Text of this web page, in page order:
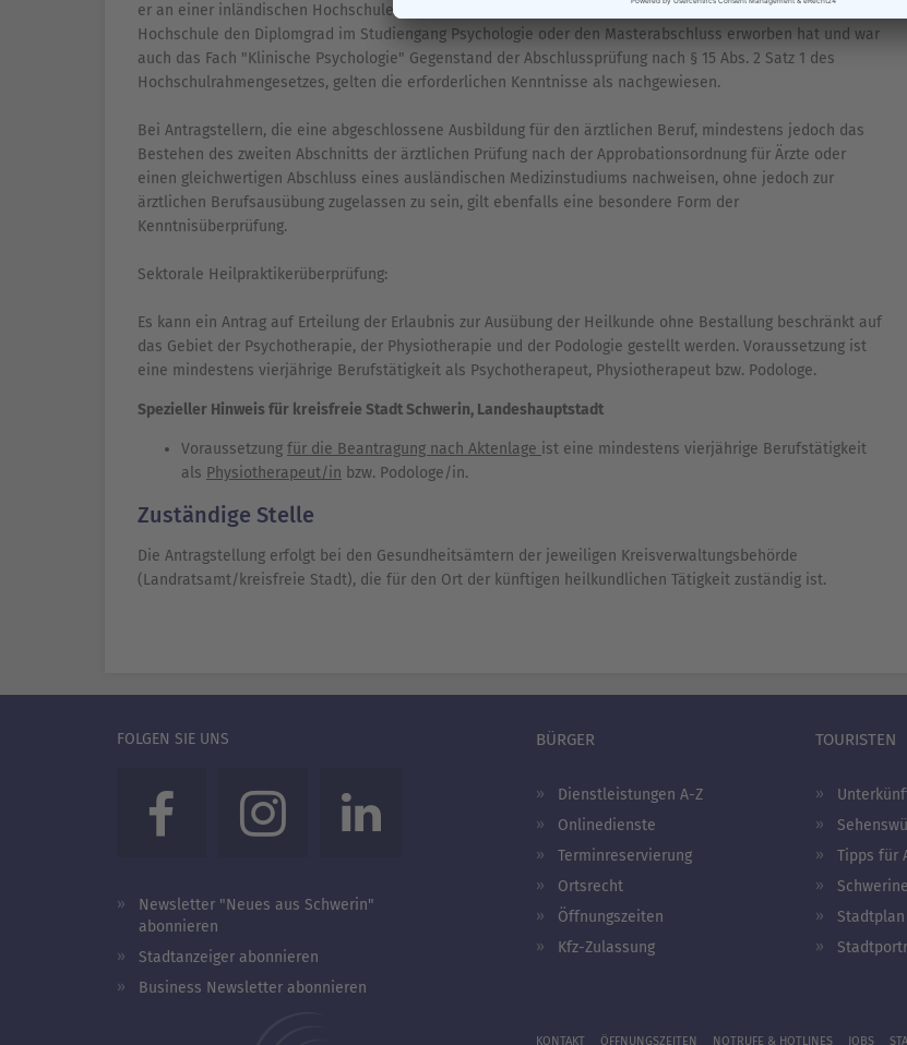
er an einer inländischen Hochschule oder an einer als gleichgestellt anerkannten ausländischen
Hochschule den Diplomgrad im Studiengang Psychologie oder den Masterabschluss erworben hat und war
auch das Fach "Klinische Psychologie" Gegenstand der Abschlussprüfung nach § 15 Abs. 2 Satz 1 des
Hochschulrahmengesetzes, gelten die erforderlichen Kenntnisse als nachgewiesen.
Bei Antragstellern, die eine abgeschlossene Ausbildung für den ärztlichen Beruf, mindestens jedoch das
Bestehen des zweiten Abschnitts der ärztlichen Prüfung nach der Approbationsordnung für Ärzte oder
einen gleichwertigen Abschluss eines ausländischen Medizinstudiums nachweisen, ohne jedoch zur
ärztlichen Berufsausübung zugelassen zu sein, gilt ebenfalls eine besondere Form der
Kenntnisüberprüfung.
Sektorale Heilpraktikerüberprüfung:
Es kann ein Antrag auf Erteilung der Erlaubnis zur Ausübung der Heilkunde ohne Bestallung beschränkt auf
das Gebiet der Psychotherapie, der Physiotherapie und der Podologie gestellt werden. Voraussetzung ist
eine mindestens vierjährige Berufstätigkeit als Psychotherapeut, Physiotherapeut bzw. Podologe.
Spezieller Hinweis für kreisfreie Stadt Schwerin, Landeshauptstadt
Voraussetzung für die Beantragung nach Aktenlage ist eine mindestens vierjährige Berufstätigkeit
als Physiotherapeut/in bzw. Podologe/in.
Zuständige Stelle
Die Antragstellung erfolgt bei den Gesundheitsämtern der jeweiligen Kreisverwaltungsbehörde
(Landratsamt/kreisfreie Stadt), die für den Ort der künftigen heilkundlichen Tätigkeit zuständig ist.
FOLGEN SIE UNS
Newsletter "Neues aus Schwerin"
abonnieren
Stadtanzeiger abonnieren
Business Newsletter abonnieren
BÜRGER
Dienstleistungen A-Z
Onlinedienste
Terminreservierung
Ortsrecht
Öffnungszeiten
Kfz-Zulassung
TOURISTEN
Tipps für
Stadtplan
KONTAKT ÖFFNUNGSZEITEN NOTRUFE & HOTLINES JOBS